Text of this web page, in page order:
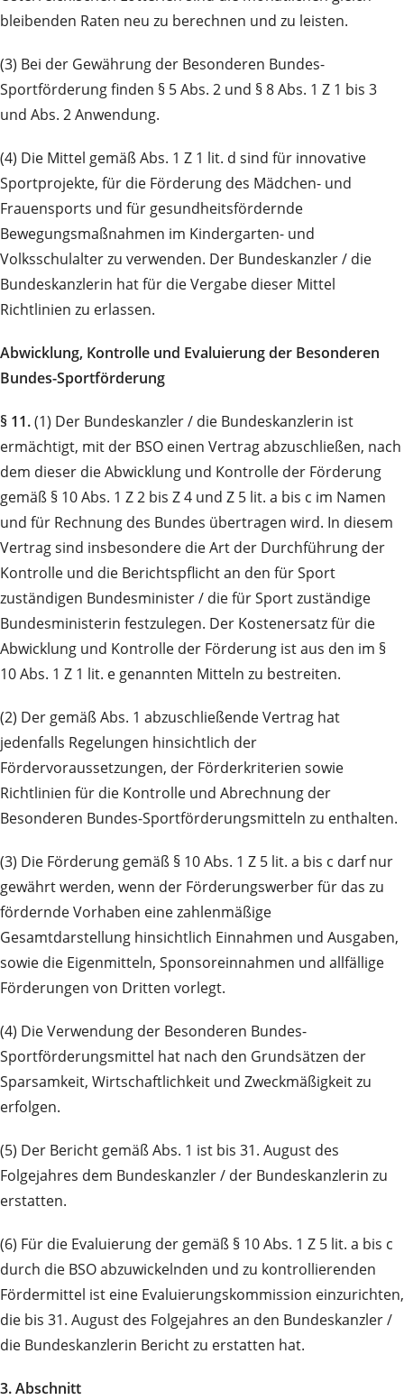
bleibenden Raten neu zu berechnen und zu leisten.
(3) Bei der Gewährung der Besonderen Bundes-
Sportförderung finden § 5 Abs. 2 und § 8 Abs. 1 Z 1 bis 3
und Abs. 2 Anwendung.
(4) Die Mittel gemäß Abs. 1 Z 1 lit. d sind für innovative
Sportprojekte, für die Förderung des Mädchen- und
Frauensports und für gesundheitsfördernde
Bewegungsmaßnahmen im Kindergarten- und
Volksschulalter zu verwenden. Der Bundeskanzler / die
Bundeskanzlerin hat für die Vergabe dieser Mittel
Richtlinien zu erlassen.
Abwicklung, Kontrolle und Evaluierung der Besonderen
Bundes-Sportförderung
§ 11.(1) Der Bundeskanzler / die Bundeskanzlerin ist
ermächtigt, mit der BSO einen Vertrag abzuschließen, nach
dem dieser die Abwicklung und Kontrolle der Förderung
gemäß § 10 Abs. 1 Z 2 bis Z 4 und Z 5 lit. a bis c im Namen
und für Rechnung des Bundes übertragen wird. In diesem
Vertrag sind insbesondere die Art der Durchführung der
Kontrolle und die Berichtspflicht an den für Sport
zuständigen Bundesminister / die für Sport zuständige
Bundesministerin festzulegen. Der Kostenersatz für die
Abwicklung und Kontrolle der Förderung ist aus den im §
10 Abs. 1 Z 1 lit. e genannten Mitteln zu bestreiten.
(2) Der gemäß Abs. 1 abzuschließende Vertrag hat
jedenfalls Regelungen hinsichtlich der
Fördervoraussetzungen, der Förderkriterien sowie
Richtlinien für die Kontrolle und Abrechnung der
Besonderen Bundes-Sportförderungsmitteln zu enthalten.
(3) Die Förderung gemäß § 10 Abs. 1 Z 5 lit. a bis c darf nur
gewährt werden, wenn der Förderungswerber für das zu
fördernde Vorhaben eine zahlenmäßige
Gesamtdarstellung hinsichtlich Einnahmen und Ausgaben,
sowie die Eigenmitteln, Sponsoreinnahmen und allfällige
Förderungen von Dritten vorlegt.
(4) Die Verwendung der Besonderen Bundes-
Sportförderungsmittel hat nach den Grundsätzen der
Sparsamkeit, Wirtschaftlichkeit und Zweckmäßigkeit zu
erfolgen.
(5) Der Bericht gemäß Abs. 1 ist bis 31. August des
Folgejahres dem Bundeskanzler / der Bundeskanzlerin zu
erstatten.
(6) Für die Evaluierung der gemäß § 10 Abs. 1 Z 5 lit. a bis c
durch die BSO abzuwickelnden und zu kontrollierenden
Fördermittel ist eine Evaluierungskommission einzurichten,
die bis 31. August des Folgejahres an den Bundeskanzler /
die Bundeskanzlerin Bericht zu erstatten hat.
3. Abschnitt